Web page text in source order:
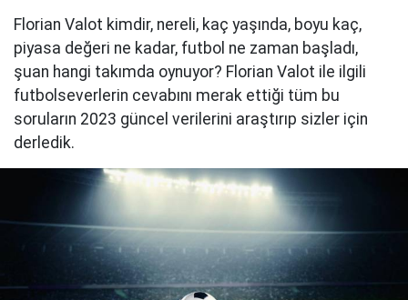
Florian Valot kimdir, nereli, kaç yaşında, boyu kaç,
piyasa değeri ne kadar, futbol ne zaman başladı,
şuan hangi takımda oynuyor? Florian Valot ile ilgili
futbolseverlerin cevabını merak ettiği tüm bu
soruların 2023 güncel verilerini araştırıp sizler için
derledik.